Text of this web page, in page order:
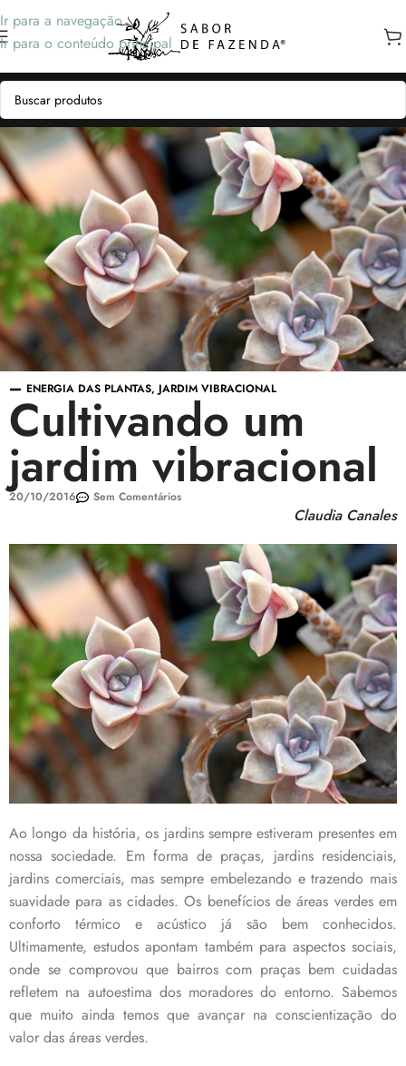
Ir para a navegação
Ir para o conteúdo principal
ENERGIA DAS PLANTAS, JARDIM VIBRACIONAL
Cultivando um
jardim vibracional
20/10/2016 Sem Comentários
Claudia Canales
Ao longo da história, os jardins sempre estiveram presentes em
nossa sociedade. Em forma de praças, jardins residenciais,
jardins comerciais, mas sempre embelezando e trazendo mais
suavidade para as cidades. Os benefícios de áreas verdes em
conforto térmico e acústico já são bem conhecidos.
Ultimamente, estudos apontam também para aspectos sociais,
onde se comprovou que bairros com praças bem cuidadas
refletem na autoestima dos moradores do entorno. Sabemos
que muito ainda temos que avançar na conscientização do
valor das áreas verdes.